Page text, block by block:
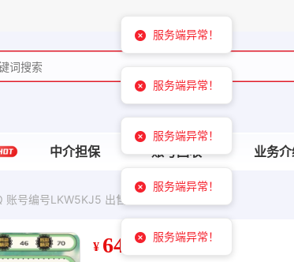
中介担保 账号回收 业务
账号编号LKW5KJ5 出售
¥ 649
服务端异常！
服务端异常！
服务端异常！
服务端异常！
服务端异常！